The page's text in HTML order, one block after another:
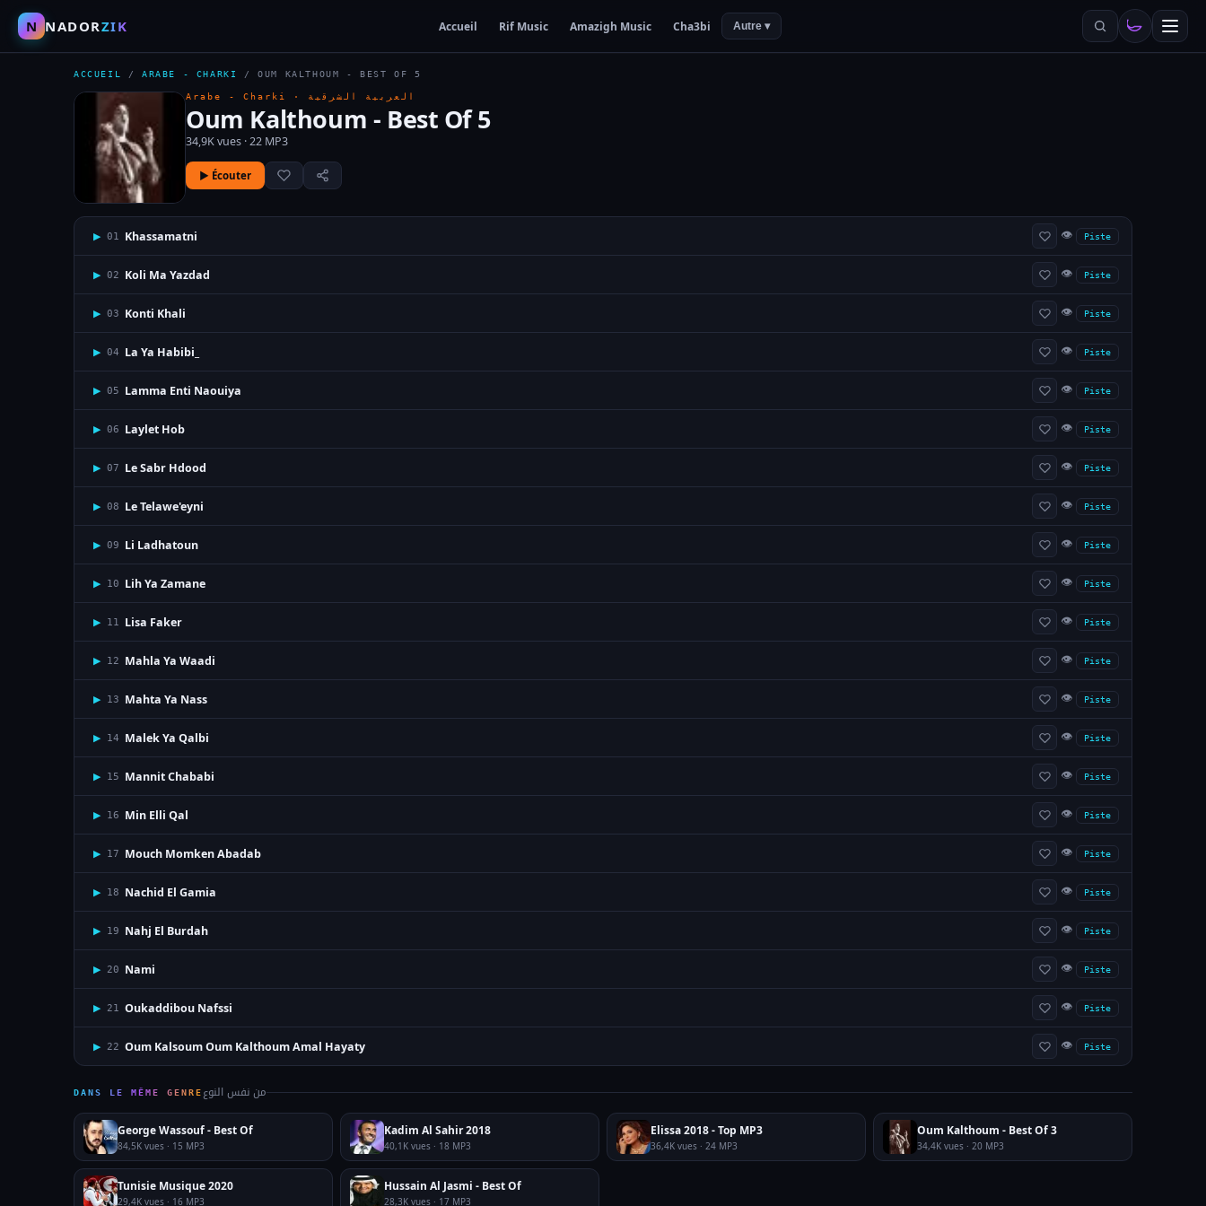
N NADORZIK Accueil Rif Music Amazigh Music Cha3bi Autre ▾
ACCUEIL /ARABE - CHARKI /OUM KALTHOUM - BEST OF 5
Arabe - Charki · العربية الشرقية
Oum Kalthoum - Best Of 5
34,9K vues · 22 MP3
▶ Écouter
▶ 01 Khassamatni 👁 Piste
▶ 02 Koli Ma Yazdad 👁 Piste
▶ 03 Konti Khali 👁 Piste
▶ 04 La Ya Habibi_ 👁 Piste
▶ 05 Lamma Enti Naouiya 👁 Piste
▶ 06 Laylet Hob 👁 Piste
▶ 07 Le Sabr Hdood 👁 Piste
▶ 08 Le Telawe'eyni 👁 Piste
▶ 09 Li Ladhatoun 👁 Piste
▶ 10 Lih Ya Zamane 👁 Piste
▶ 11 Lisa Faker 👁 Piste
▶ 12 Mahla Ya Waadi 👁 Piste
▶ 13 Mahta Ya Nass 👁 Piste
▶ 14 Malek Ya Qalbi 👁 Piste
▶ 15 Mannit Chababi 👁 Piste
▶ 16 Min Elli Qal 👁 Piste
▶ 17 Mouch Momken Abadab 👁 Piste
▶ 18 Nachid El Gamia 👁 Piste
▶ 19 Nahj El Burdah 👁 Piste
▶ 20 Nami 👁 Piste
▶ 21 Oukaddibou Nafssi 👁 Piste
▶ 22 Oum Kalsoum Oum Kalthoum Amal Hayaty 👁 Piste
DANS LE MÊME GENRE من نفس النوع
George Wassouf - Best Of
84,5K vues · 15 MP3
Kadim Al Sahir 2018
40,1K vues · 18 MP3
Elissa 2018 - Top MP3
36,4K vues · 24 MP3
Oum Kalthoum - Best Of 3
34,4K vues · 20 MP3
Tunisie Musique 2020
29,4K vues · 16 MP3
Hussain Al Jasmi - Best Of
28,3K vues · 17 MP3